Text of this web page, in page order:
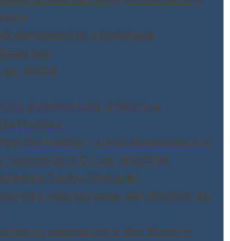
emissioni in atmosfera
81/08
Ambientale, Edilizia e
formativo – corsi sicurezza sul
secondo il D.Lgs. 81/2008
Testo Unico 81
valutazione del Rischio da
valutazione del Rischio